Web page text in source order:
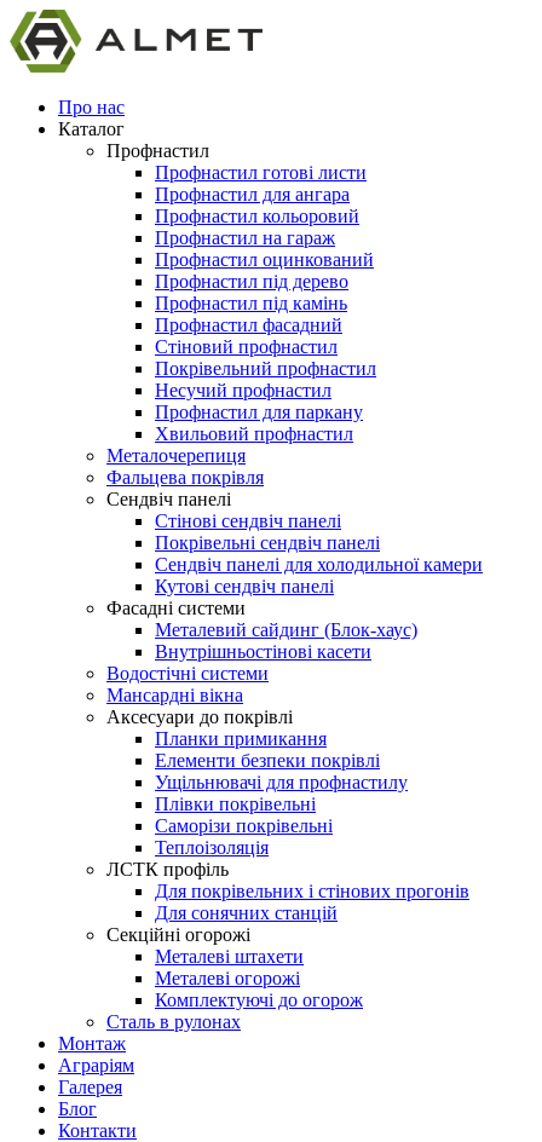
Про нас
Каталог
Профнастил
Профнастил готові листи
Профнастил для ангара
Профнастил кольоровий
Профнастил на гараж
Профнастил оцинкований
Профнастил під дерево
Профнастил під камінь
Профнастил фасадний
Стіновий профнастил
Покрівельний профнастил
Несучий профнастил
Профнастил для паркану
Хвильовий профнастил
Металочерепиця
Фальцева покрівля
Сендвіч панелі
Стінові сендвіч панелі
Покрівельні сендвіч панелі
Сендвіч панелі для холодильної камери
Кутові сендвіч панелі
Фасадні системи
Металевий сайдинг (Блок-хаус)
Внутрішньостінові касети
Водостічні системи
Мансардні вікна
Аксесуари до покрівлі
Планки примикання
Елементи безпеки покрівлі
Ущільнювачі для профнастилу
Плівки покрівельні
Саморізи покрівельні
Теплоізоляція
ЛСТК профіль
Для покрівельних і стінових прогонів
Для сонячних станцій
Секційні огорожі
Металеві штахети
Металеві огорожі
Комплектуючі до огорож
Сталь в рулонах
Монтаж
Аграріям
Галерея
Блог
Контакти